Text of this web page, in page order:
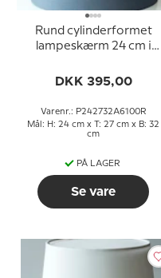
Rund cylinderformet
lampeskærm 24 cm i
DKK 395,00
Varenr.: P242732A6100R
Mål: H: 24 cm x T: 27 cm x B: 32
cm
PÅ LAGER
Se vare